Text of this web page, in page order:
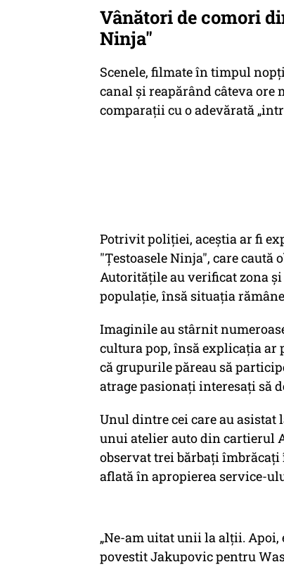
Vânători de comori
Ninja"
Scenele, filmate în timpul
canal și reapărând câteva
comparații cu o adevărată
Potrivit poliției, aceștia ar fi
"Țestoasele Ninja", care caută
Autoritățile au verificat zona
populație, însă situația
Imaginile au stârnit
cultura pop, însă explicația ar
că grupurile păreau să
atrage pasionați interesați să
Unul dintre cei care au asistat
unui atelier auto din cartierul
observat trei bărbați îmbrăcați
aflată în apropierea service-
„Ne-am uitat unii la alții. Apoi,
povestit Jakupovic pentru